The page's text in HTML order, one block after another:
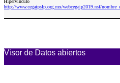
Hipervinculo
http://www.cegaipslp.org.mx/webcegaip2019.nsf/
Visor de Datos abiertos